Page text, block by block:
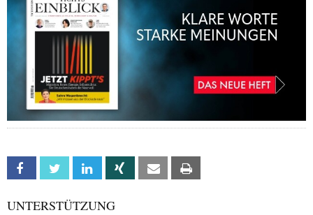
Facebook Twitter Linkedin Xing Email
UNTERSTÜTZUNG